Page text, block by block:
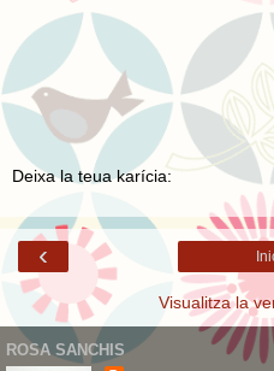
Deixa la teua karícia:
‹
Visualitza la
ROSA SANCHIS